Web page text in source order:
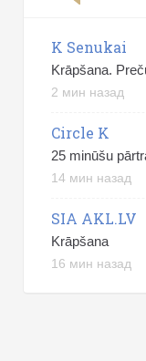
K Senukai
Krāpšana.
2 мин назад
Circle K
25 minūšu
14 мин назад
SIA AKL.LV
Krāpšana
16 мин назад